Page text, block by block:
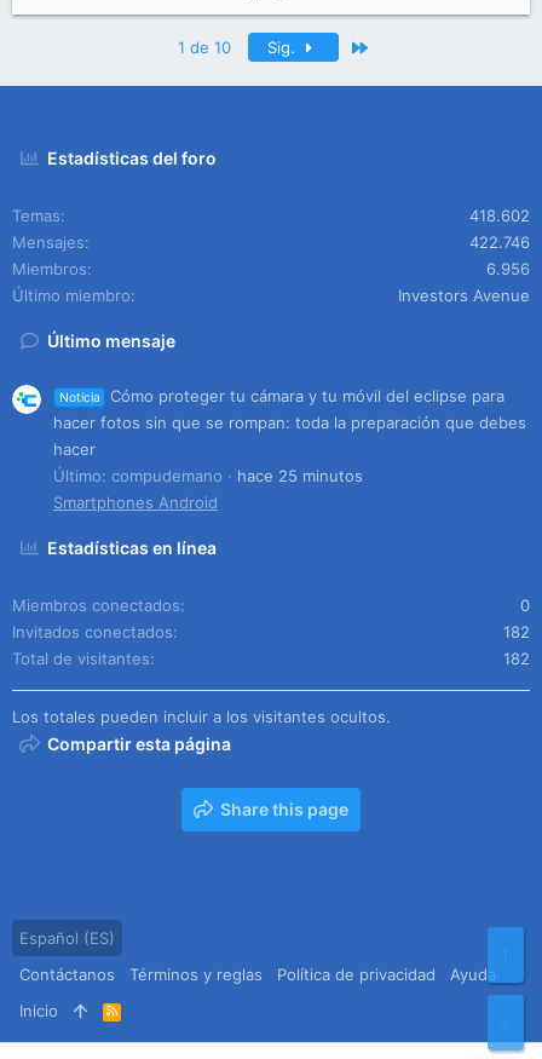
1 de 10 Sig.
Estadísticas del foro
Temas
418.602
Mensajes
422.746
Miembros
6.956
Último miembro
Investors Avenue
Último mensaje
Noticia
Cómo proteger tu cámara y tu móvil del eclipse para
hacer fotos sin que se rompan: toda la preparación que debes
hacer
Último: compudemano
hace 25 minutos
Smartphones Android
Estadísticas en línea
Miembros conectados
0
Invitados conectados
182
Total de visitantes
182
Los totales pueden incluir a los visitantes ocultos.
Compartir esta página
Share this page
Español (ES)
Contáctanos
Términos y reglas Política de privacidad
Ayuda
Inicio
R
S
S